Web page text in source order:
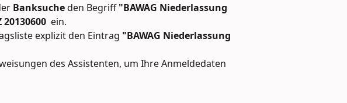
Banksuche den Begriff "BAWAG Niederlassung
20130600 ein.
explizit den Eintrag "BAWAG Niederlassung
des Assistenten, um Ihre Anmeldedaten